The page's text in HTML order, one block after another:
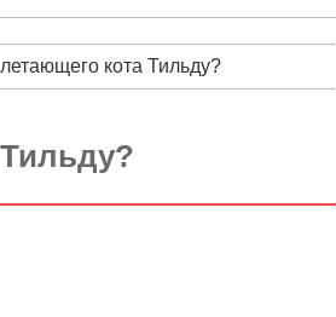
кота Тильду?